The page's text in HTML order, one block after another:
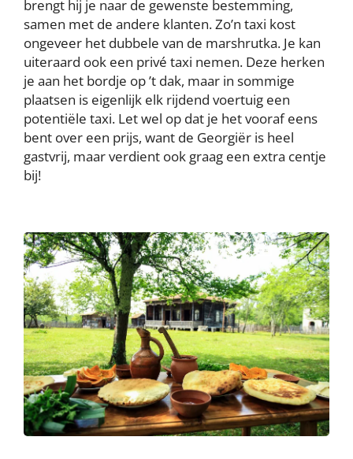
brengt hij je naar de gewenste bestemming,
samen met de andere klanten. Zo’n taxi kost
ongeveer het dubbele van de marshrutka. Je kan
uiteraard ook een privé taxi nemen. Deze herken
je aan het bordje op ’t dak, maar in sommige
plaatsen is eigenlijk elk rijdend voertuig een
potentiële taxi. Let wel op dat je het vooraf eens
bent over een prijs, want de Georgiër is heel
gastvrij, maar verdient ook graag een extra centje
bij!